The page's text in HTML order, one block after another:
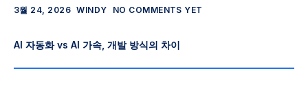
3월 24, 2026 WINDY NO COMMENTS YET
AI 자동화 vs AI 가속, 개발 방식의 차이